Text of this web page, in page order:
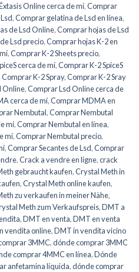
Online cerca de mí,Comprar
,Comprar gelatina de Lsd en línea,
de Lsd Online,Comprar hojas de Lsd
Lsd precio,Comprar hojas K-2 en
,Comprar K-2 Sheets precio,
cerca de mí,Comprar K-2 SpiceS
Comprar K-2 Spray,Comprar K-2 Sray
Online,Comprar Lsd Online cerca de
cerca de mí,Comprar MDMA en
Nembutal,Comprar Nembutal
mí,Comprar Nembutal en línea,
mí,Comprar Nembutal precio,
,Comprar Secantes de Lsd,Comprar
,Crack a vendre en ligne,crack
gebraucht kaufen,Crystal Meth in
,Crystal Meth online kaufen,
zu verkaufen in meiner Nähe,
Meth zum Verkaufspreis,DMT a
,DMT en venta,DMT en venta
vendita online,DMT in vendita vicino
3MMC,dónde comprar 3MMC
comprar 4MMC en línea,Dónde
anfetamina líquida,dónde comprar